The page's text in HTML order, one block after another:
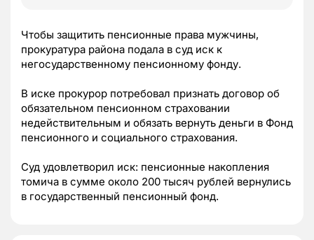
Чтобы защитить пенсионные права мужчины,
прокуратура района подала в суд иск к
негосударственному пенсионному фонду.
В иске прокурор потребовал признать договор об
обязательном пенсионном страховании
недействительным и обязать вернуть деньги в Фонд
пенсионного и социального страхования.
Суд удовлетворил иск: пенсионные накопления
томича в сумме около 200 тысяч рублей вернулись
в государственный пенсионный фонд.